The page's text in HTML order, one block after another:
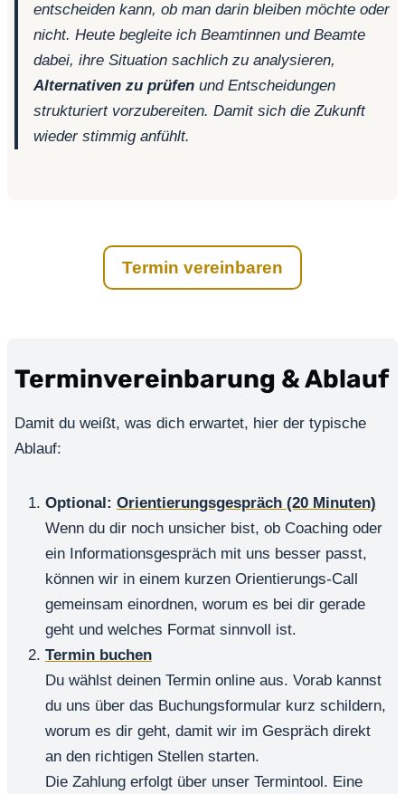
entscheiden kann, ob man darin bleiben möchte oder
nicht. Heute begleite ich Beamtinnen und Beamte
dabei, ihre Situation sachlich zu analysieren,
Alternativen zu prüfen und Entscheidungen
strukturiert vorzubereiten. Damit sich die Zukunft
wieder stimmig anfühlt.
Termin vereinbaren
Terminvereinbarung & Ablauf
Damit du weißt, was dich erwartet, hier der typische
Ablauf:
Optional: Orientierungsgespräch (20 Minuten)
Wenn du dir noch unsicher bist, ob Coaching oder
ein Informationsgespräch mit uns besser passt,
können wir in einem kurzen Orientierungs-Call
gemeinsam einordnen, worum es bei dir gerade
geht und welches Format sinnvoll ist.
Termin buchen
Du wählst deinen Termin online aus. Vorab kannst
du uns über das Buchungsformular kurz schildern,
worum es dir geht, damit wir im Gespräch direkt
an den richtigen Stellen starten.
Die Zahlung erfolgt über unser Termintool. Eine